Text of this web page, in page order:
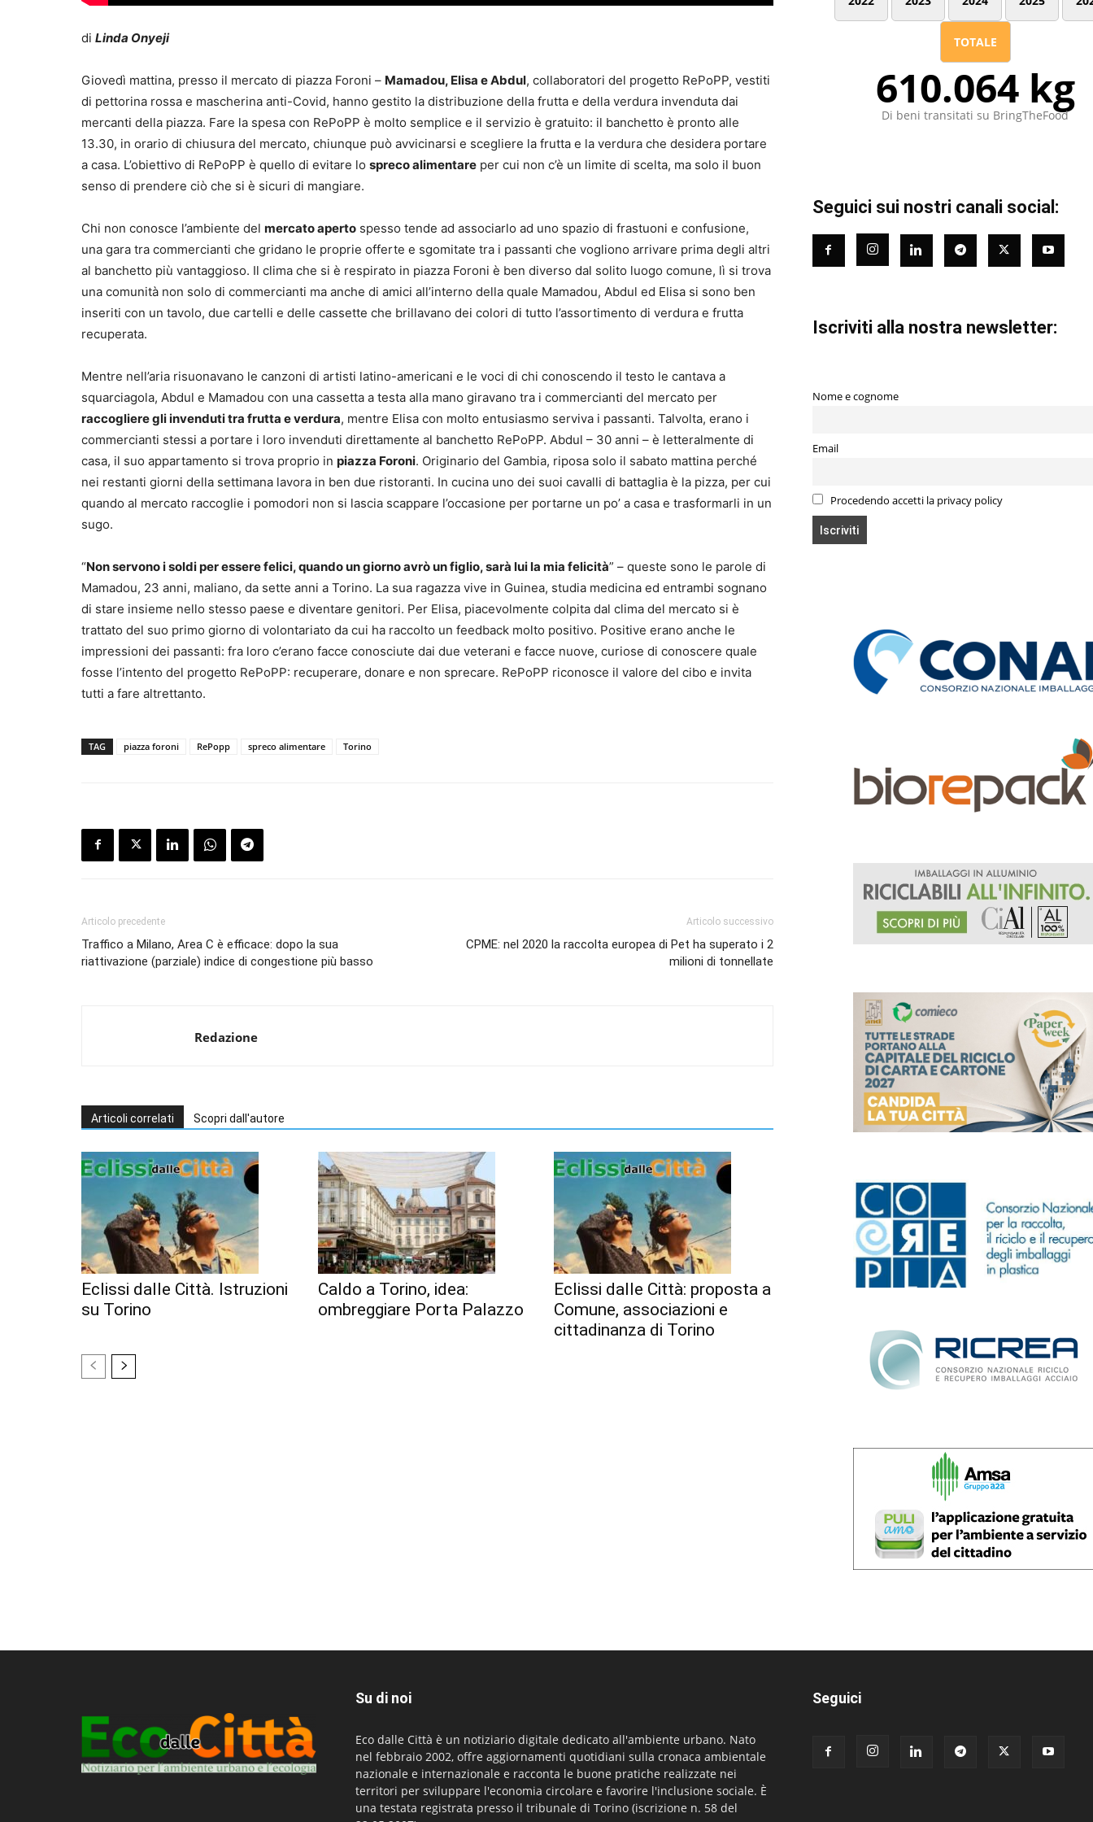
di Linda Onyeji
Giovedì mattina, presso il mercato di piazza Foroni – Mamadou, Elisa e Abdul, collaboratori del progetto RePoPP, vestiti
di pettorina rossa e mascherina anti-Covid, hanno gestito la distribuzione della frutta e della verdura invenduta dai
mercanti della piazza. Fare la spesa con RePoPP è molto semplice e il servizio è gratuito: il banchetto è pronto alle
13.30, in orario di chiusura del mercato, chiunque può avvicinarsi e scegliere la frutta e la verdura che desidera portare
a casa. L’obiettivo di RePoPP è quello di evitare lo spreco alimentare per cui non c’è un limite di scelta, ma solo il buon
senso di prendere ciò che si è sicuri di mangiare.
Chi non conosce l’ambiente del mercato aperto spesso tende ad associarlo ad uno spazio di frastuoni e confusione,
una gara tra commercianti che gridano le proprie offerte e sgomitate tra i passanti che vogliono arrivare prima degli altri
al banchetto più vantaggioso. Il clima che si è respirato in piazza Foroni è ben diverso dal solito luogo comune, lì si trova
una comunità non solo di commercianti ma anche di amici all’interno della quale Mamadou, Abdul ed Elisa si sono ben
inseriti con un tavolo, due cartelli e delle cassette che brillavano dei colori di tutto l’assortimento di verdura e frutta
recuperata.
Mentre nell’aria risuonavano le canzoni di artisti latino-americani e le voci di chi conoscendo il testo le cantava a
squarciagola, Abdul e Mamadou con una cassetta a testa alla mano giravano tra i commercianti del mercato per
raccogliere gli invenduti tra frutta e verdura, mentre Elisa con molto entusiasmo serviva i passanti. Talvolta, erano i
commercianti stessi a portare i loro invenduti direttamente al banchetto RePoPP. Abdul – 30 anni – è letteralmente di
casa, il suo appartamento si trova proprio in piazza Foroni. Originario del Gambia, riposa solo il sabato mattina perché
nei restanti giorni della settimana lavora in ben due ristoranti. In cucina uno dei suoi cavalli di battaglia è la pizza, per cui
quando al mercato raccoglie i pomodori non si lascia scappare l’occasione per portarne un po’ a casa e trasformarli in un
sugo.
“Non servono i soldi per essere felici, quando un giorno avrò un figlio, sarà lui la mia felicità” – queste sono le parole di
Mamadou, 23 anni, maliano, da sette anni a Torino. La sua ragazza vive in Guinea, studia medicina ed entrambi sognano
di stare insieme nello stesso paese e diventare genitori. Per Elisa, piacevolmente colpita dal clima del mercato si è
trattato del suo primo giorno di volontariato da cui ha raccolto un feedback molto positivo. Positive erano anche le
impressioni dei passanti: fra loro c’erano facce conosciute dai due veterani e facce nuove, curiose di conoscere quale
fosse l’intento del progetto RePoPP: recuperare, donare e non sprecare. RePoPP riconosce il valore del cibo e invita
tutti a fare altrettanto.
TAG piazza foroni RePopp spreco alimentare Torino
Articolo precedente
Traffico a Milano, Area C è efficace: dopo la sua
riattivazione (parziale) indice di congestione più basso
Articolo successivo
CPME: nel 2020 la raccolta europea di Pet ha superato i 2
milioni di tonnellate
Redazione
Articoli correlati Scopri dall'autore
Eclissi dalle Città. Istruzioni
su Torino
Caldo a Torino, idea:
ombreggiare Porta Palazzo
Eclissi dalle Città: proposta a
Comune, associazioni e
cittadinanza di Torino
TOTALE
610.064 kg
Di beni transitati su BringTheFood
Seguici sui nostri canali social:
Iscriviti alla nostra newsletter:
Nome e cognome
Email
Procedendo accetti la privacy policy
Su di noi
Eco dalle Città è un notiziario digitale dedicato all'ambiente urbano. Nato
nel febbraio 2002, offre aggiornamenti quotidiani sulla cronaca ambientale
nazionale e internazionale e racconta le buone pratiche realizzate nei
territori per sviluppare l'economia circolare e favorire l'inclusione sociale. È
una testata registrata presso il tribunale di Torino (iscrizione n. 58 del
Seguici